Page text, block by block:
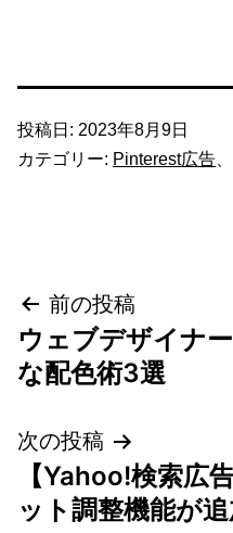
投稿日: 2023年8月9日
カテゴリー: Pinterest広告
投
稿
ビ
ゲ
前の投稿
ウェブデザイナ
な配色術3選
次の投稿
【Yahoo!検索広
ット調整機能が